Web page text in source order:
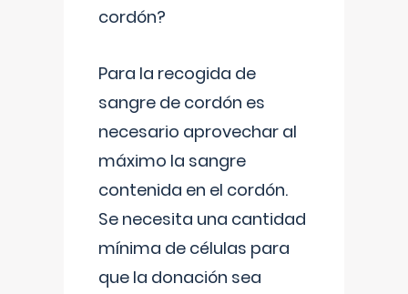
cordón?
Para la recogida de
sangre de cordón es
necesario aprovechar al
máximo la sangre
contenida en el cordón.
Se necesita una cantidad
mínima de células para
que la donación sea